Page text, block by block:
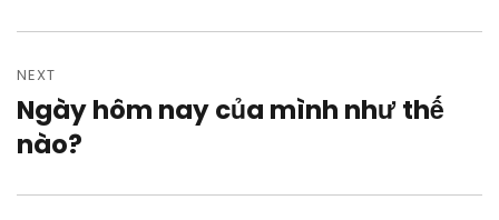
NEXT
Next
post:
Ngày hôm nay của mình như thế
nào?